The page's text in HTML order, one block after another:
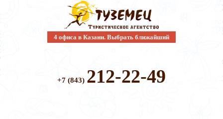
4 офиса в Казани. Выбрать ближайший
+7 (843) 212-22-49